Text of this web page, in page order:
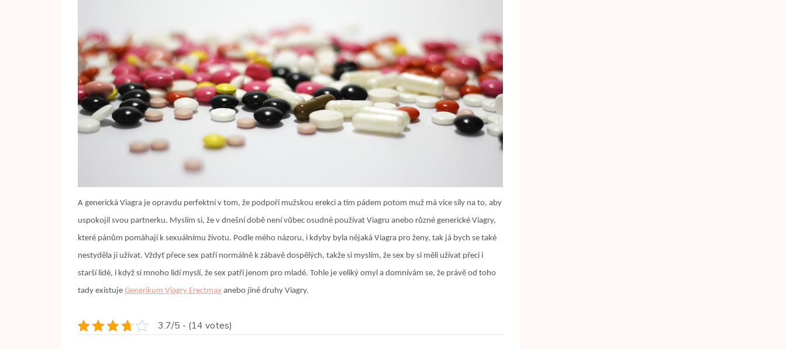
A generická Viagra je opravdu perfektní v tom, že podpoří mužskou erekci a tím pádem potom muž má více síly na to, aby
uspokojil svou partnerku. Myslím si, že v dnešní době není vůbec osudné používat Viagru anebo různé generické Viagry,
které pánům pomáhají k sexuálnímu životu. Podle mého názoru, i kdyby byla nějaká Viagra pro ženy, tak já bych se také
nestyděla ji užívat. Vždyť přece sex patří normálně k zábavě dospělých, takže si myslím, že sex by si měli užívat přeci i
starší lidé, i když si mnoho lidí myslí, že sex patří jenom pro mladé. Tohle je veliký omyl a domnívám se, že právě od toho
tady existuje Generikum Viagry Erectmax anebo jiné druhy Viagry.
3.7/5 - (14 votes)